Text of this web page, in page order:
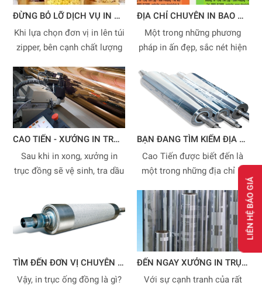
ĐỪNG BỎ LỠ DỊCH VỤ IN LÊN TÚI ZIPPER UY TÍN TẠI CAO TIẾN
Khi lựa chọn đơn vị in lên túi
zipper, bên cạnh chất lượng
cần quan tâm nhất đó là kỹ
thuật in mà đơn vị đó đang
sử dụng.
ĐỊA CHỈ CHUYÊN IN BAO BÌ ỐNG ĐỒNG CHẤT LƯỢNG CAO
Một trong những phương
pháp in ấn đẹp, sắc nét hiện
ống đồng. Tuy là phương
pháp phổ biến, nhưng không
phải ai cũng hiểu rõ về nó.
CAO TIẾN - XƯỞNG IN TRỤC ĐỒNG CHẤT LƯỢNG CAO
Sau khi in xong, xưởng in
trục đồng sẽ vệ sinh, tra dầu
khách hàng.
BẠN ĐANG TÌM KIẾM ĐỊA CHỈ IN TRỤC ĐỒNG CHẤT LƯỢNG CAO?
Cao Tiến được biết đến là
một trong những địa chỉ in
việc ứng dụng phương pháp
in ống đồng – Một kỹ thuật
in hiện đại hàng đầu hiện
nay.
TÌM ĐẾN ĐƠN VỊ CHUYÊN IN TRỤC ỐNG ĐỒNG GIÁ ƯU ĐÃI
Vậy, in trục ống đồng là gì?
ĐẾN NGAY XƯỞNG IN TRỤC ĐỒNG HÀNG ĐẦU MIỀN NAM
Với sự cạnh tranh của rất
LIÊN HỆ BÁO GIÁ